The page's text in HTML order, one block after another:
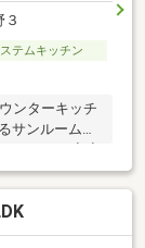
３
テムキッチン
ンターキッチ
ンルームあ
イレあり◆◆
り◆◆未登記部